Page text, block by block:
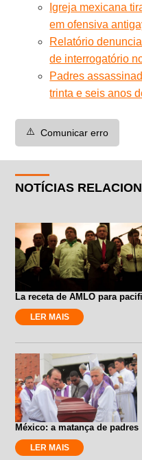
Igreja mexicana
em ofensiva
Relatório
de interrogatório
Padres
trinta e seis anos
⚠️ Comunicar erro
NOTÍCIAS
La receta de AMLO para
LER MAIS
México: a matança de padres
LER MAIS